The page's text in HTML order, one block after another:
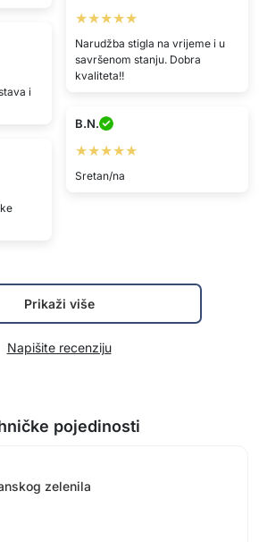
★★★★★
Narudžba stigla na vrijeme i u
savršenom stanju. Dobra
kvaliteta!!
i
B.N.
★★★★★
Sretan/na
Prikaži više
Napišite recenziju
pojedinosti
zelenila